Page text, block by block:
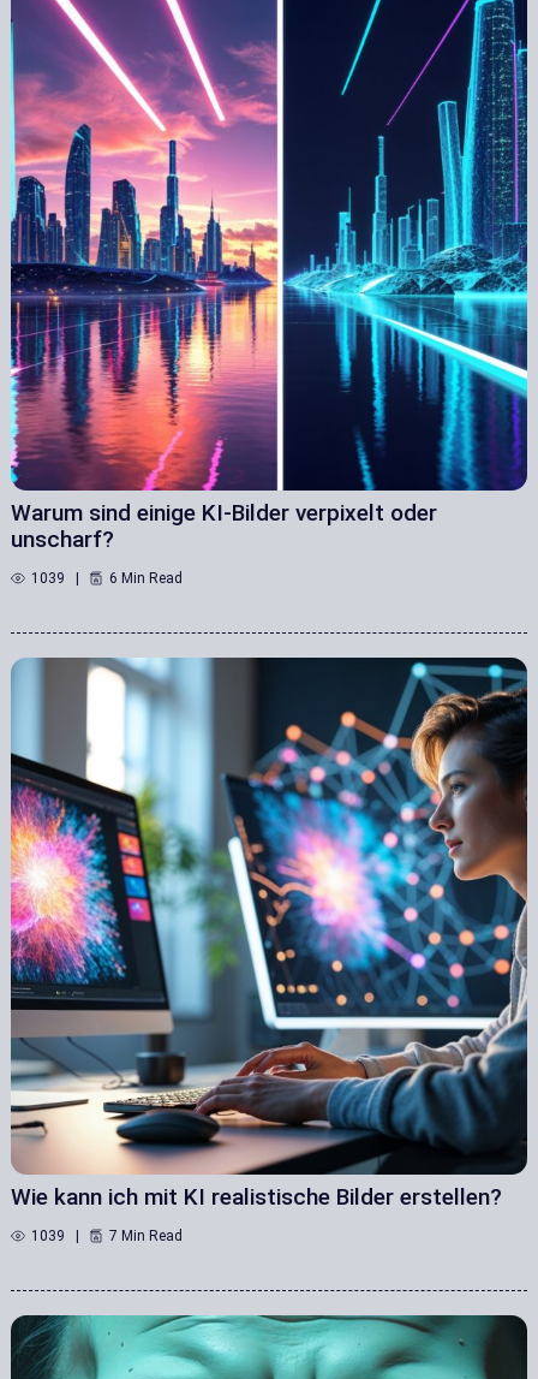
Warum sind einige KI-Bilder verpixelt oder
unscharf?
1039 6 Min Read
Wie kann ich mit KI realistische Bilder erstellen?
1039 7 Min Read